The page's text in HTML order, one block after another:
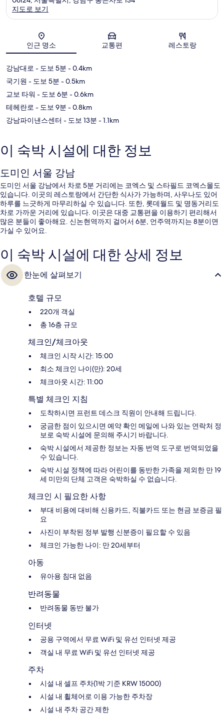
지도
지도로 보기
인근 명소 교통편 레스토랑
강남대로 - 도보 5분 - 0.4km
국기원 - 도보 5분 - 0.5km
교보 타워 - 도보 6분 - 0.6km
테헤란로 - 도보 9분 - 0.8km
강남파이낸스센터 - 도보 13분 - 1.1km
이 숙박 시설에 대한 정보
도미인 서울 강남
도미인 서울 강남에서 차로 5분 거리에는 코엑스 및 스타필드 코엑스몰도
있습니다. 이곳의 레스토랑에서 간단한 식사가 가능하며, 사우나도 있어
하루를 느긋하게 마무리하실 수 있습니다. 또한, 롯데월드 및 명동거리도
차로 가까운 거리에 있습니다. 이곳은 대중 교통편을 이용하기 편리해서
많은 분들이 좋아해요. 신논현역까지 걸어서 6분, 언주역까지는 8분이면
가실 수 있어요.
이 숙박 시설에 대한 상세 정보
한눈에 살펴보기
호텔 규모
220개 객실
총 16층 규모
체크인/체크아웃
체크인 시작 시간: 15:00
최소 체크인 나이(만): 20세
체크아웃 시간: 11:00
특별 체크인 지침
도착하시면 프런트 데스크 직원이 안내해 드립니다.
궁금한 점이 있으시면 예약 확인 메일에 나와 있는 연락처 정
보로 숙박 시설에 문의해 주시기 바랍니다.
숙박 시설에서 제공한 정보는 자동 번역 도구로 번역되었을
수 있습니다.
숙박 시설 정책에 따라 어린이를 동반한 가족을 제외한 만 19
세 미만의 단체 고객은 숙박하실 수 없습니다.
체크인 시 필요한 사항
부대 비용에 대비해 신용카드, 직불카드 또는 현금 보증금 필
요
사진이 부착된 정부 발행 신분증이 필요할 수 있음
체크인 가능한 나이: 만 20세부터
아동
유아용 침대 없음
반려동물
반려동물 동반 불가
인터넷
공용 구역에서 무료 WiFi 및 유선 인터넷 제공
객실 내 무료 WiFi 및 유선 인터넷 제공
주차
시설 내 셀프 주차(1박 기준 KRW 15000)
시설 내 휠체어로 이용 가능한 주차장
시설 내 주차 공간 제한